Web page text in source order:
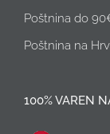
Poštnina do
Poštnina na
100% VAREN